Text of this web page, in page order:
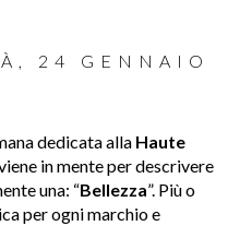
24 GENNAIO
dedicata alla Haute
in mente per descrivere
una: “Bellezza”. Più o
per ogni marchio e